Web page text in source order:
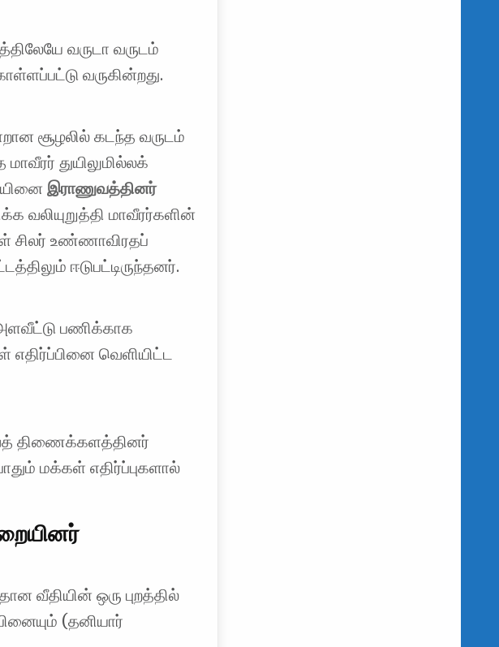
வருடா வருடம்
வருகின்றது.
சூழலில் கடந்த வருடம்
மாவீரர் துயிலுமில்லக்
இராணுவத்தினர்
வலியுறுத்தி மாவீரர்களின்
சிலர் உண்ணாவிரதப்
ஈடுபட்டிருந்தனர்.
பணிக்காக
எதிர்ப்பினை வெளியிட்ட
திணைக்களத்தினர்
மக்கள் எதிர்ப்புகளால்
வீதியின் ஒரு புறத்தில்
(தனியார்